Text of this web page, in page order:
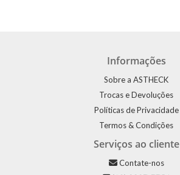
Informações
Sobre a ASTHECK
Trocas e Devoluções
Políticas de Privacidade
Termos & Condições
Serviços ao cliente
Contate-nos